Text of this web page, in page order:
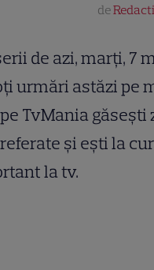
de
de azi, marți, 7
urmări astăzi pe
TvMania găsești
și ești la
la tv.